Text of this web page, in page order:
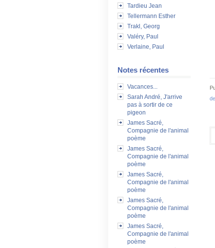
Tardieu Jean
Tellermann Esther
Trakl, Georg
Valéry, Paul
Verlaine, Paul
Notes récentes
Vacances...
Sarah André, J'arrive
pas à sortir de ce
pigeon
James Sacré,
Compagnie de l'animal
poème
James Sacré,
Compagnie de l'animal
poème
James Sacré,
Compagnie de l'animal
poème
James Sacré,
Compagnie de l'animal
poème
James Sacré,
Compagnie de l'animal
poème